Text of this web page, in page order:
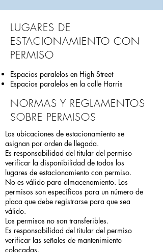
LUGARES DE
ESTACIONAMIENTO CON
PERMISO
Espacios paralelos en High Street
Espacios paralelos en la calle Harris
NORMAS Y REGLAMENTOS
SOBRE PERMISOS
Las ubicaciones de estacionamiento se
asignan por orden de llegada.
Es responsabilidad del titular del permiso
verificar la disponibilidad de todos los
lugares de estacionamiento con permiso.
No es válido para almacenamiento. Los
permisos son específicos para un número de
placa que debe registrarse para que sea
válido.
Los permisos no son transferibles.
Es responsabilidad del titular del permiso
verificar las señales de mantenimiento
colocadas.